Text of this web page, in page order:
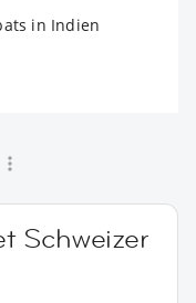
in Indien
Schweizer